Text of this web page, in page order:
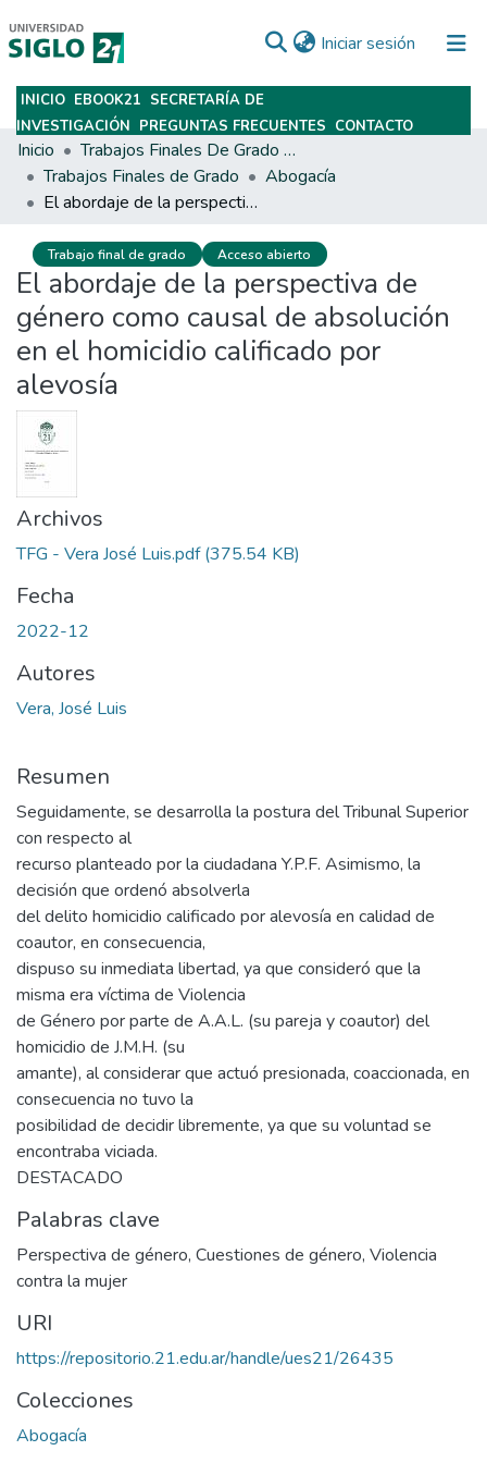
Iniciar sesión (current)
Subir
INICIO EBOOK21 SECRETARÍA DE
INVESTIGACIÓN PREGUNTAS FRECUENTES CONTACTO
Inicio
Trabajos Finales De Grado Y Posgrado
Trabajos Finales de Grado
Abogacía
El abordaje de la perspectiva de género como causal de absolución en el homicidio calificado por alevosía
Trabajo final de grado Acceso abierto
El abordaje de la perspectiva de
género como causal de absolución
en el homicidio calificado por
alevosía
Archivos
TFG - Vera José Luis.pdf(375.54 KB)
Fecha
2022-12
Autores
Vera, José Luis
Resumen
Seguidamente, se desarrolla la postura del Tribunal Superior
con respecto al
recurso planteado por la ciudadana Y.P.F. Asimismo, la
decisión que ordenó absolverla
del delito homicidio calificado por alevosía en calidad de
coautor, en consecuencia,
dispuso su inmediata libertad, ya que consideró que la
misma era víctima de Violencia
de Género por parte de A.A.L. (su pareja y coautor) del
homicidio de J.M.H. (su
amante), al considerar que actuó presionada, coaccionada, en
consecuencia no tuvo la
posibilidad de decidir libremente, ya que su voluntad se
encontraba viciada.
DESTACADO
Palabras clave
Perspectiva de género, Cuestiones de género, Violencia
contra la mujer
URI
https://repositorio.21.edu.ar/handle/ues21/26435
Colecciones
Abogacía